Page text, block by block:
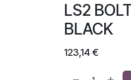
LS2
BLACK
123,14 €